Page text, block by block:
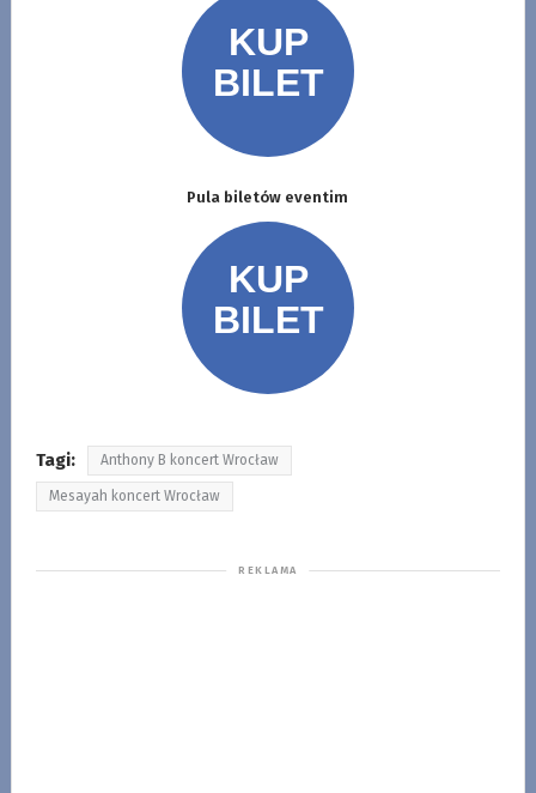
Pula biletów eventim
Tagi: Anthony B koncert Wrocław
Mesayah koncert Wrocław